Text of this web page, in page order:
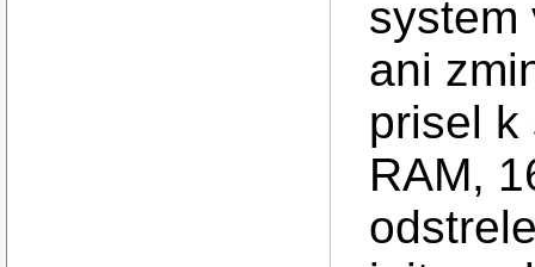
system
ani
prisel k
RAM,